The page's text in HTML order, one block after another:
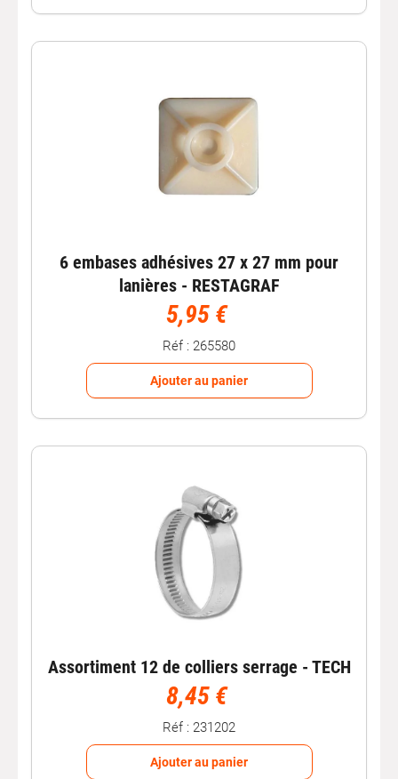
6 embases adhésives 27 x 27 mm pour
lanières - RESTAGRAF
5,95 €
Réf : 265580
Ajouter au panier
Assortiment 12 de colliers serrage - TECH
8,45 €
Réf : 231202
Ajouter au panier